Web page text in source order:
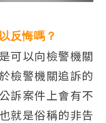
反悔嗎？
可以向檢警機關
檢警機關追訴的
訴案件上會有不
就是俗稱的非告